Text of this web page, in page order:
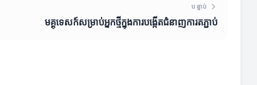
បន្ទាប់
មគ្គុទេសក៍សម្រាប់អ្នកថ្មីក្នុងការបង្កើតជំនាញការតភ្ជាប់